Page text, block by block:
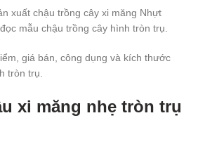
xuất chậu trồng cây xi măng Nhựt
mẫu chậu trồng cây hình tròn trụ.
giá bán, công dụng và kích thước
tròn trụ.
xi măng nhẹ tròn trụ